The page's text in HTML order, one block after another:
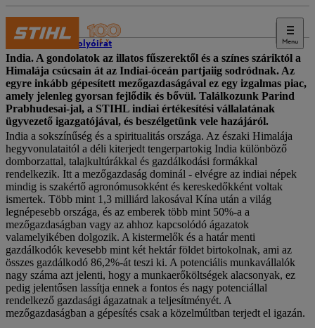
Menu
STIHL folyóirat
India. A gondolatok az illatos fűszerektől és a színes száriktól a
Himalája csúcsain át az Indiai-óceán partjaiig sodródnak. Az
egyre inkább gépesített mezőgazdaságával ez egy izgalmas piac,
amely jelenleg gyorsan fejlődik és bővül. Találkozunk Parind
Prabhudesai-jal, a STIHL indiai értékesítési vállalatának
ügyvezető igazgatójával, és beszélgetünk vele hazájáról.
India a sokszínűség és a spiritualitás országa. Az északi Himalája
hegyvonulataitól a déli kiterjedt tengerpartokig India különböző
domborzattal, talajkultúrákkal és gazdálkodási formákkal
rendelkezik. Itt a mezőgazdaság dominál - elvégre az indiai népek
mindig is szakértő agronómusokként és kereskedőkként voltak
ismertek. Több mint 1,3 milliárd lakosával Kína után a világ
legnépesebb országa, és az emberek több mint 50%-a a
mezőgazdaságban vagy az ahhoz kapcsolódó ágazatok
valamelyikében dolgozik. A kistermelők és a határ menti
gazdálkodók kevesebb mint két hektár földet birtokolnak, ami az
összes gazdálkodó 86,2%-át teszi ki. A potenciális munkavállalók
nagy száma azt jelenti, hogy a munkaerőköltségek alacsonyak, ez
pedig jelentősen lassítja ennek a fontos és nagy potenciállal
rendelkező gazdasági ágazatnak a teljesítményét. A
mezőgazdaságban a gépesítés csak a közelmúltban terjedt el igazán.